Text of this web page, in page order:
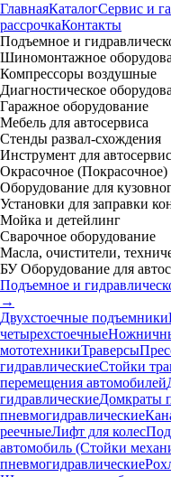
ГлавнаяКаталогСервис и
рассрочкаКонтакты
Подъемное и
Шиномонтажное
Компрессоры воздушные
Диагностическое
Гаражное оборудование
Мебель для автосервиса
Стенды развал-схождения
Инструмент для
Окрасочное (Покрасочное)
Оборудование для
Установки для заправки
Мойка и детейлинг
Сварочное оборудование
Масла, очистители,
БУ Оборудование для
Подъемное и
→
Двухстоечные подъемники
четырехстоечные
мототехникиТраверсы
гидравлическиеСтойки
перемещения автомобилей
гидравлическиеДомкраты
пневмогидравлические
реечныеЛифт для колес
автомобиль (Стойки
пневмогидравлические